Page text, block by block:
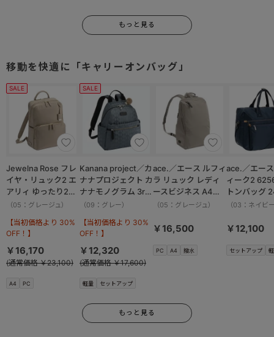
もっと見る
移動を快適に「キャリーオンバッグ」
SALE
A4 PC
Jewelna Rose フレ
イヤ・リュック2 エ
アリィ ゆったり2ル
ーム 16262
（05：グレージュ）
【当初価格より 30%
OFF！】
￥16,170
(通常価格 ￥23,100)
SALE
軽量 セットアップ
Kanana project／カ
ナナプロジェクト カ
ナナモノグラム 3rd
リュックサック
（09：グレー）
【当初価格より 30%
OFF！】
￥12,320
(通常価格 ￥17,600)
PC A4 撥水
ace.／エース ルフィ
ラ リュック レディ
ースビジネス A4
14.0インチサイズ
（05：グレージュ）
￥16,500
セットアップ
ace.／エー
ィーク2
トンバッグ
（03：ネイビ
￥12,100
もっと見る